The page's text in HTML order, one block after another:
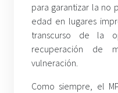
para garantizar la no
edad en lugares
transcurso de la
recuperación de
vulneración.
Como siempre, el